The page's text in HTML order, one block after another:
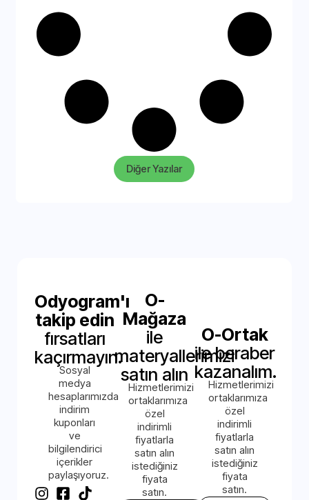
Diğer Yazılar
Odyogram'ı
takip edin
fırsatları
kaçırmayın.
Sosyal
medya
hesaplarımızda
indirim
kuponları
ve
bilgilendirici
içerikler
paylaşıyoruz.
O-
Mağaza
ile
materyallerimizi
satın alın
Hizmetlerimizi
ortaklarımıza
özel
indirimli
fiyatlarla
satın alın
istediğiniz
fiyata
satın.
O-Ortak
ile beraber
kazanalım.
Hizmetlerimizi
ortaklarımıza
özel
indirimli
fiyatlarla
satın alın
istediğiniz
fiyata
satın.